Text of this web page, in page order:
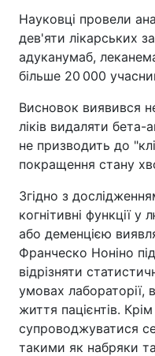
Науковці провели
дев'яти лікарських
адуканумаб,
більше 20 000
Висновок виявився
ліків видаляти бета-
не призводить до
покращення стану
Згідно з
когнітивні функції
або деменцією
Франческо Ноніно
відрізняти
умовах лабораторії,
життя пацієнтів.
супроводжуватися
такими як набряки